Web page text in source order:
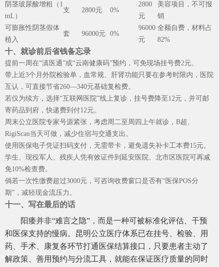
阴茎玻尿酸增粗（1
mL）
支 2800元 0%
2800
元
美容项目，不可报
销
可膨胀性阴茎假体
植入
套 96000元 0%
96000
元
全额自费，材料占
82%
十、就诊前后省钱备忘录
提前一周在“滇医通”或“云南健康码”预约，可免现场挂号费2元。
带上近3个月外院检验单，血常规、肝肾功能只要在参考时限内，医院
互认，可直接节省260—340元基础复检费。
若仅为续方，选择“互联网医院”线上复诊，挂号费降至12元，并可邮
寄药品到府，快递费到付12元。
周末公立医院专家号源紧张，考虑周二至周四上午就诊，B超、
RigiScan当天可做，减少住宿与交通支出。
使用医保电子凭证扫码支付，无需带卡，避免遗失补卡工本费15元。
学生、现役军人、残疾人凭有效证件到延安医院、北市区医院可再减
免10%检查费。
倘若一次性缴费超过3000元，可咨询收费窗口是否有“医保POS分
期”，减轻现金流压力。
十一、写在最后的话
阳痿并非“难言之隐”，而是一种可被标准化评估、干预
和医保支持的慢病。昆明公立医疗体系已在挂号、检验、用
药、手术、康复各环节打通医保结算接口，只要患者主动了
解政策、善用预约与分流工具，就能在保证医疗质量的同时